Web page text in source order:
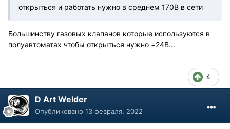
открыться и работать нужно в среднем 170В в сети
Большинству газовых клапанов которые используются в
полуавтоматах чтобы открыться нужно =24В...
4
D Art Welder
Опубликовано 13 февраля, 2022